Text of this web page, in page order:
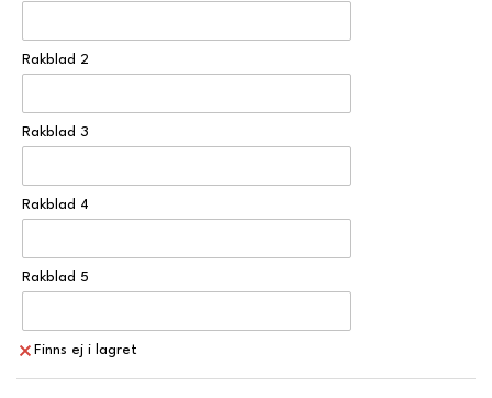
Rakblad 2
Rakblad 3
Rakblad 4
Rakblad 5
Finns ej i lagret